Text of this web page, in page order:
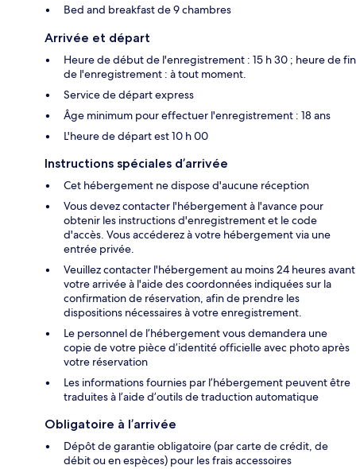
Bed and breakfast de 9 chambres
Arrivée et départ
Heure de début de l'enregistrement : 15 h 30 ; heure de fin
de l'enregistrement : à tout moment.
Service de départ express
Âge minimum pour effectuer l'enregistrement : 18 ans
L'heure de départ est 10 h 00
Instructions spéciales d’arrivée
Cet hébergement ne dispose d'aucune réception
Vous devez contacter l'hébergement à l'avance pour
obtenir les instructions d'enregistrement et le code
d'accès. Vous accéderez à votre hébergement via une
entrée privée.
Veuillez contacter l'hébergement au moins 24 heures avant
votre arrivée à l'aide des coordonnées indiquées sur la
confirmation de réservation, afin de prendre les
dispositions nécessaires à votre enregistrement.
Le personnel de l’hébergement vous demandera une
copie de votre pièce d’identité officielle avec photo après
votre réservation
Les informations fournies par l’hébergement peuvent être
traduites à l’aide d’outils de traduction automatique
Obligatoire à l’arrivée
Dépôt de garantie obligatoire (par carte de crédit, de
débit ou en espèces) pour les frais accessoires